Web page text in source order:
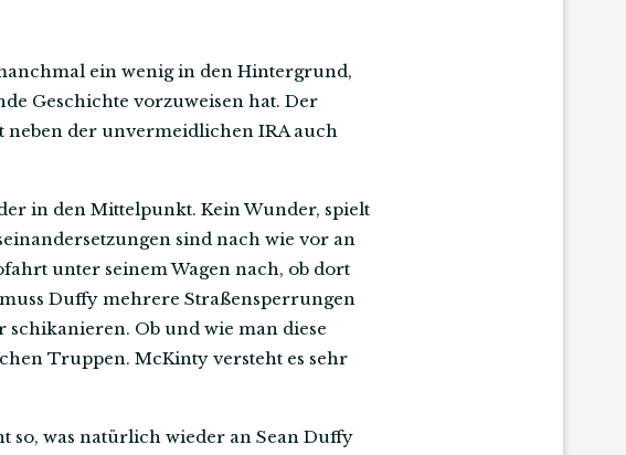
ein wenig in den Hintergrund,
Geschichte vorzuweisen hat. Der
neben der unvermeidlichen IRA auch
in den Mittelpunkt. Kein Wunder, spielt
sind nach wie vor an
unter seinem Wagen nach, ob dort
Duffy mehrere Straßensperrungen
Ob und wie man diese
Truppen. McKinty versteht es sehr
so, was natürlich wieder an Sean Duffy